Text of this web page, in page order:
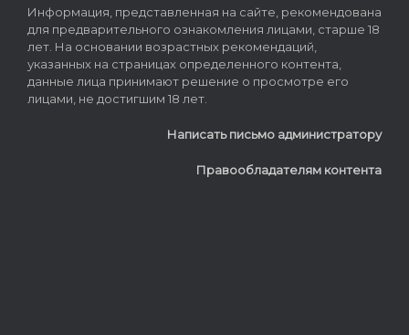
Информация, представленная на сайте, рекомендована
для предварительного ознакомления лицами, старше 18
лет. На основании возрастных рекомендаций,
указанных на страницах определенного контента,
данные лица принимают решение о просмотре его
лицами, не достигшим 18 лет.
Написать письмо администратору
Правообладателям контента